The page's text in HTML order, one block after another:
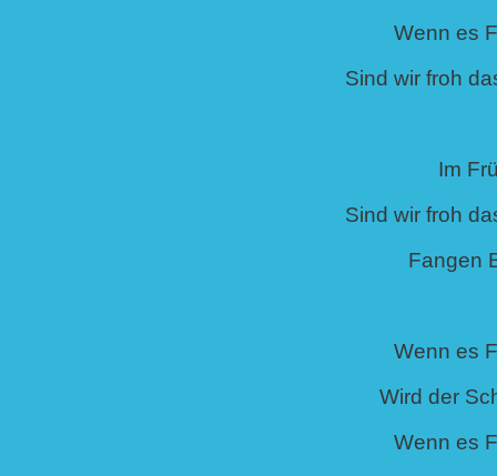
Wenn es
Sind wir froh
Im
Sind wir froh
Fangen
Wenn es
Wird der
Wenn es